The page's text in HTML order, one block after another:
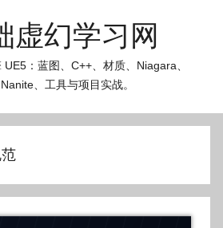
虚幻学习网
：蓝图、C++、材质、Niagara、
、工具与项目实战。